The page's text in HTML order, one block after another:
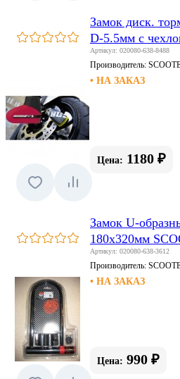
Замок диск.
D-5.5мм с
Артикул: 020080-638-8488
Производитель:
• НА ЗАКАЗ
Цена: 1180 ₽
Замок U-
180х320мм
Артикул: 020080-638-3612
Производитель:
• НА ЗАКАЗ
Цена: 990 ₽